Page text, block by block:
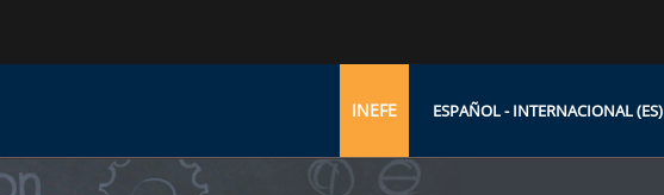
INEFE ESPAÑOL - INTERNACIONAL ‎(ES)‎